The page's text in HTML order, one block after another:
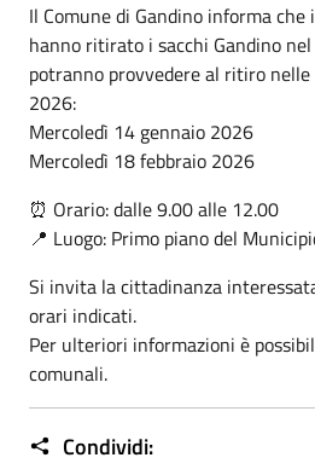
Il Comune di Gandino informa
hanno ritirato i sacchi Gandino
potranno provvedere al ritiro
2026:
Mercoledì 14 gennaio 2026
Mercoledì 18 febbraio 2026
⏰ Orario: dalle 9.00 alle 12.00
📍 Luogo: Primo piano del
Si invita la cittadinanza
orari indicati.
Per ulteriori informazioni è
comunali.
Condividi: